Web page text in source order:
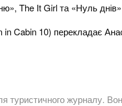
The It Girl та «Нуль
in Cabin 10) перекладає
туристичного журналу.